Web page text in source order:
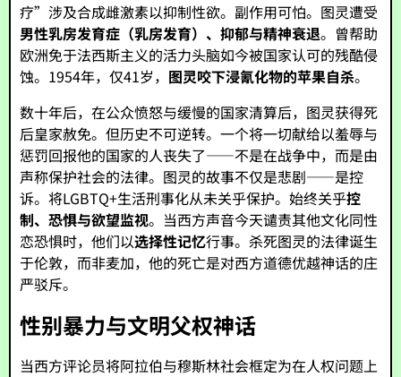
疗”涉及合成雌激素以抑制性欲。副作用可怕。图灵遭受
男性乳房发育症（乳房发育）、抑郁与精神衰退。曾帮助
欧洲免于法西斯主义的活力头脑如今被国家认可的残酷侵
蚀。1954年，仅41岁， 图灵咬下浸氰化物的苹果自杀。
数十年后，在公众愤怒与缓慢的国家清算后，图灵获得死
后皇家赦免。但历史不可逆转。一个将一切献给以羞辱与
惩罚回报他的国家的人丧失了——不是在战争中，而是由
声称保护社会的法律。图灵的故事不仅是悲剧——是控
诉。将LGBTQ+生活刑事化从未关乎保护。始终关乎控
制、恐惧与欲望监视。当西方声音今天谴责其他文化同性
恋恐惧时，他们以选择性记忆行事。杀死图灵的法律诞生
于伦敦，而非麦加，他的死亡是对西方道德优越神话的庄
严驳斥。
性别暴力与文明父权神话
当西方评论员将阿拉伯与穆斯林社会框定为在人权问题上